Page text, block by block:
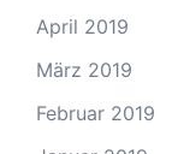
April 2019
März 2019
Februar 2019